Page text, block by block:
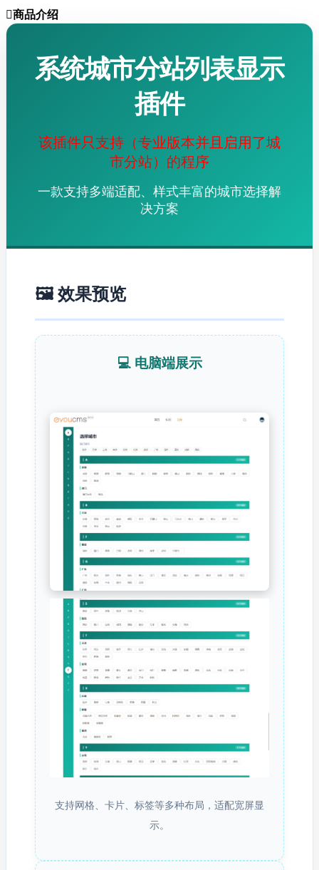
商品介绍
系统城市分站列表显示
插件
该插件只支持（专业版本并且启用了城
市分站）的程序
一款支持多端适配、样式丰富的城市选择解
决方案
🖼️ 效果预览
💻 电脑端展示
支持网格、卡片、标签等多种布局，适配宽屏显
示。